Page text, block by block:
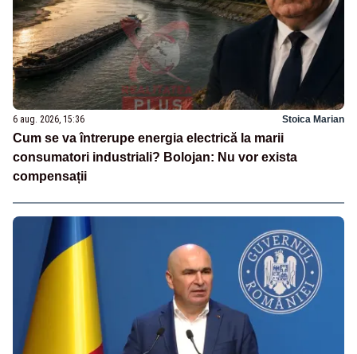
6 aug. 2026, 15:36 Stoica Marian
Cum se va întrerupe energia electrică la marii
consumatori industriali? Bolojan: Nu vor exista
compensații